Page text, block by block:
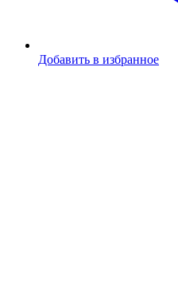
Добавить в избранное